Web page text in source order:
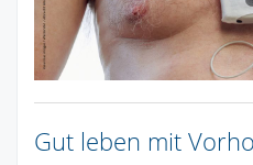
Gut leben mit